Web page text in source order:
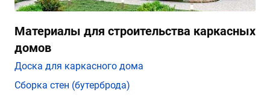
Материалы для строительства каркасных
домов
Доска для каркасного дома
Сборка стен (бутерброда)